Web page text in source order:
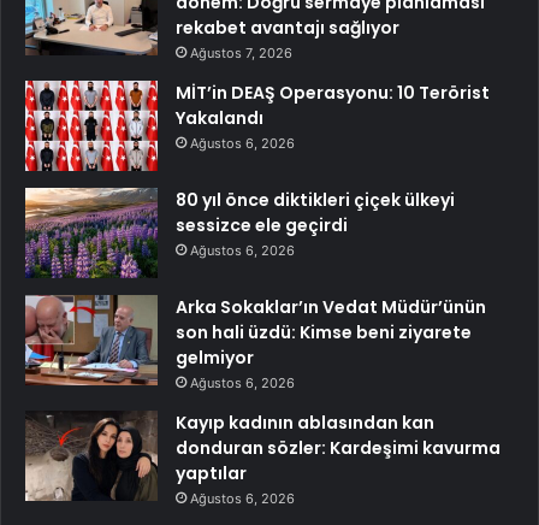
rekabet avantajı sağlıyor
Ağustos 7, 2026
MİT’in DEAŞ Operasyonu: 10 Terörist
Yakalandı
Ağustos 6, 2026
80 yıl önce diktikleri çiçek ülkeyi
sessizce ele geçirdi
Ağustos 6, 2026
Arka Sokaklar’ın Vedat Müdür’ünün
son hali üzdü: Kimse beni ziyarete
gelmiyor
Ağustos 6, 2026
Kayıp kadının ablasından kan
donduran sözler: Kardeşimi kavurma
yaptılar
Ağustos 6, 2026